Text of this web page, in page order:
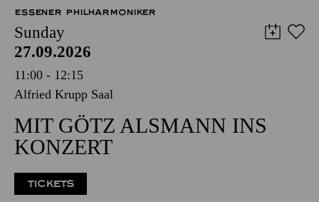
ESSENER PHILHARMONIKER
Sunday
27.09.2026
11:00 - 12:15
Alfried Krupp Saal
MIT GÖTZ ALSMANN INS
KONZERT
TICKETS